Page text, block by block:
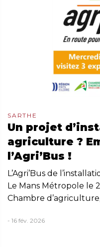
SARTHE
Un projet
agriculture ?
l’Agri’Bus !
L’Agri’Bus de
Le Mans Métropole le
Chambre
- 16 fév. 2026